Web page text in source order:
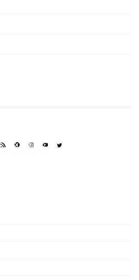
RSS FEEDFACEBOOK
INSTAGRAM
YOUTUBETWITTER